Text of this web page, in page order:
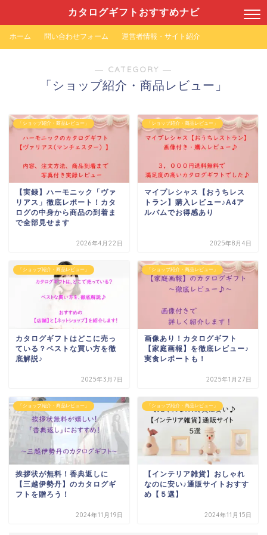
カタログギフトおすすめナビ
ホーム 問い合わせフォーム 運営者情報・サイト紹介
― CATEGORY ―
「ショップ紹介・商品レビュー」
「ショップ紹介・商品レビュー」
【実録】ハーモニック「ヴァ
リアス」徹底レポート！カタ
ログの中身から商品の到着ま
で全部見せます
2026年4月22日
「ショップ紹介・商品レビュー」
マイプレシャス【おうちレス
トラン】購入レビュー♪A4ア
ルバムでお得感あり
2025年8月4日
「ショップ紹介・商品レビュー」
カタログギフトはどこに売っ
ている？ベストな買い方を徹
底解説♪
2025年3月7日
「ショップ紹介・商品レビュー」
画像あり！カタログギフト
【家庭画報】を徹底レビュー♪
実食レポートも！
2025年1月27日
「ショップ紹介・商品レビュー」
挨拶状が無料！香典返しに
【三越伊勢丹】のカタログギ
フトを贈ろう！
2024年11月19日
「ショップ紹介・商品レビュー」
【インテリア雑貨】おしゃれ
なのに安い♪通販サイトおすす
め【５選】
2024年11月15日